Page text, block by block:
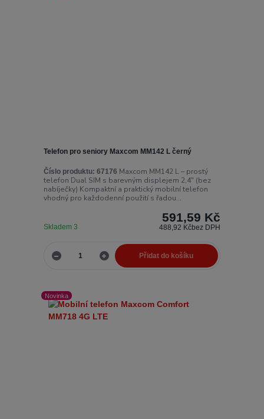
Telefon pro seniory Maxcom MM142 L černý
Číslo produktu: 67176 Maxcom MM142 L – prostý
telefon Dual SIM s barevným displejem 2,4" (bez
nabíječky) Kompaktní a praktický mobilní telefon
vhodný pro každodenní použití s řadou...
591,59 Kč
488,92 Kčbez DPH
Skladem 3
Přidat do košíku
Novinka